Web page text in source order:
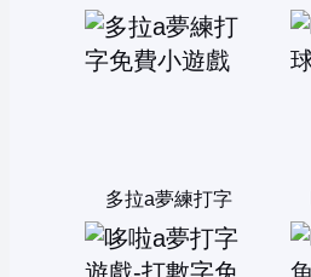
多拉a夢練打字